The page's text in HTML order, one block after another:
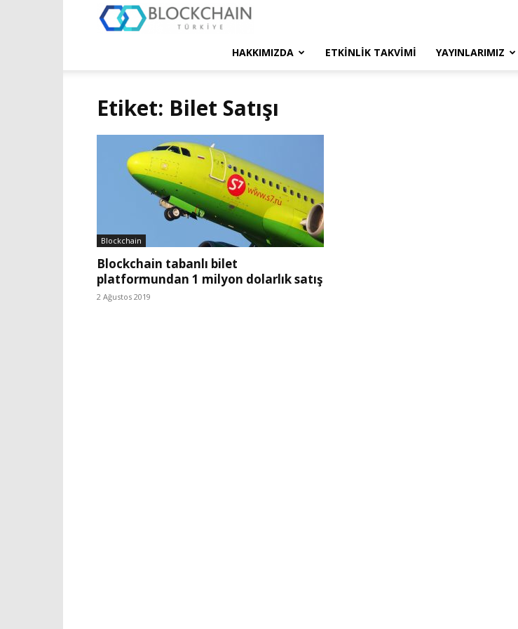
Türkiye
HAKKIMIZDA ETKINLIK TAKVIMI YAYINLARIMIZ
Etiket: Bilet Satışı
Blockchain
Blockchain tabanlı bilet
platformundan 1 milyon dolarlık satış
2 Ağustos 2019